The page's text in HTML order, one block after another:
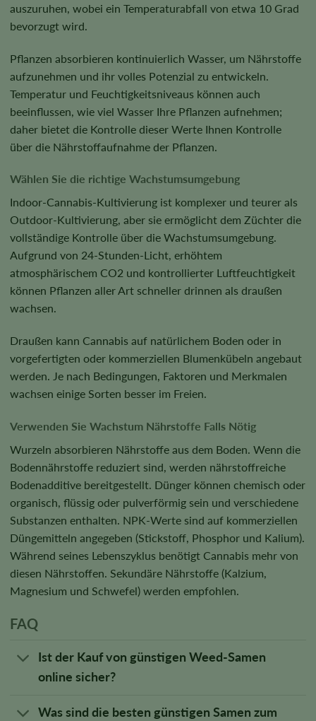
auszuruhen, wobei ein Temperaturabfall von etwa 10 Grad
bevorzugt wird.
Pflanzen absorbieren kontinuierlich Wasser, um Nährstoffe
aufzunehmen und ihr volles Potenzial zu entwickeln.
Temperatur und Feuchtigkeitsniveaus können auch
beeinflussen, wie viel Wasser Ihre Pflanzen aufnehmen;
daher bietet die Kontrolle dieser Werte Ihnen Kontrolle
über die Nährstoffaufnahme der Pflanzen.
Wählen Sie die richtige Wachstumsumgebung
Indoor-Cannabis-Kultivierung ist komplexer und teurer als
Outdoor-Kultivierung, aber sie ermöglicht dem Züchter die
vollständige Kontrolle über die Wachstumsumgebung.
Aufgrund von 24-Stunden-Licht, erhöhtem
atmosphärischem CO2 und kontrollierter Luftfeuchtigkeit
können Pflanzen aller Art schneller drinnen als draußen
wachsen.
Draußen kann Cannabis auf natürlichem Boden oder in
vorgefertigten oder kommerziellen Blumenkübeln angebaut
werden. Je nach Bedingungen, Faktoren und Merkmalen
wachsen einige Sorten besser im Freien.
Verwenden Sie Wachstum Nährstoffe Falls Nötig
Wurzeln absorbieren Nährstoffe aus dem Boden. Wenn die
Bodennährstoffe reduziert sind, werden nährstoffreiche
Bodenadditive bereitgestellt. Dünger können chemisch oder
organisch, flüssig oder pulverförmig sein und verschiedene
Substanzen enthalten. NPK-Werte sind auf kommerziellen
Düngemitteln angegeben (Stickstoff, Phosphor und Kalium).
Während seines Lebenszyklus benötigt Cannabis mehr von
diesen Nährstoffen. Sekundäre Nährstoffe (Kalzium,
Magnesium und Schwefel) werden empfohlen.
FAQ
Ist der Kauf von günstigen Weed-Samen
online sicher?
Was sind die besten günstigen Samen zum